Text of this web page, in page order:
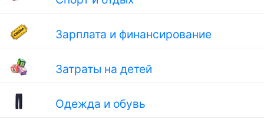
Зарплата и финансирование
Затраты на детей
Одежда и обувь